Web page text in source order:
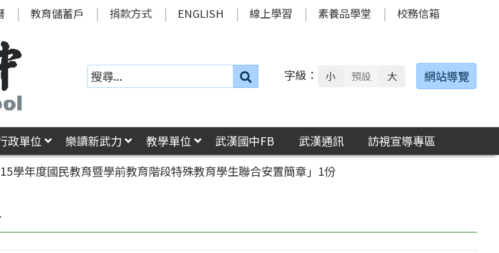
教育儲蓄戶 捐款方式 ENGLISH 線上學習 素養品學堂 校務信箱
搜
字級： 小 預設 大 網站導覽
政單位 樂讀新武力 教學單位 武漢國中FB 武漢通訊
訪視宣導專區
學年度國民教育暨學前教育階段特殊教育學生聯合安置簡章」1份